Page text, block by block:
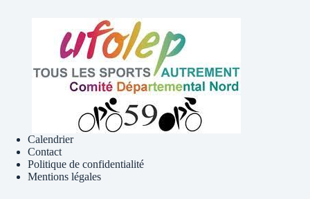
Calendrier
Contact
Politique de confidentialité
Mentions légales